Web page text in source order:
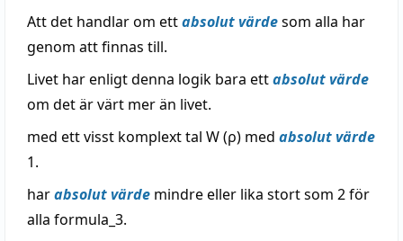
Att det handlar om ettabsolut värdesom alla har
genom att finnas till.
Livet har enligt denna logik bara ettabsolut värde
om det är värt mer än livet.
med ett visst komplext tal W (ρ) med absolut värde
1.
harabsolut värde mindre eller lika stort som 2 för
alla formula_3.